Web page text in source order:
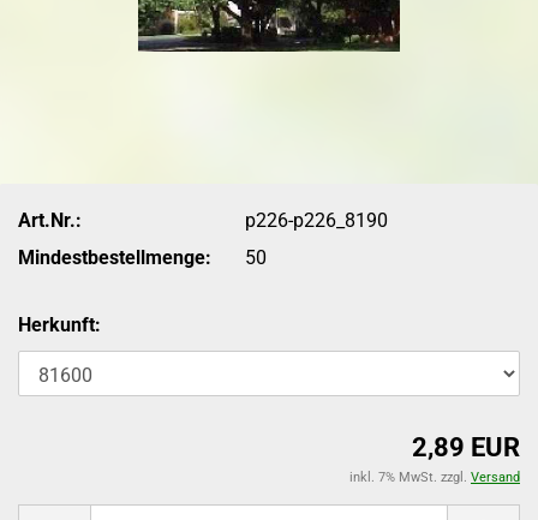
Art.Nr.:
p226-p226_8190
Mindestbestellmenge:
50
Herkunft:
2,89 EUR
inkl. 7% MwSt. zzgl. Versand